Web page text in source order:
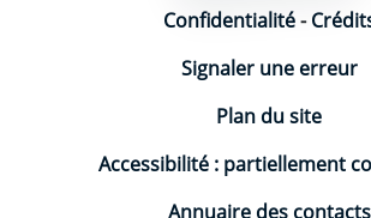
Confidentialité-
Signaler une erreur
Plan du site
Accessibilité : partiellement
Annuaire des contacts